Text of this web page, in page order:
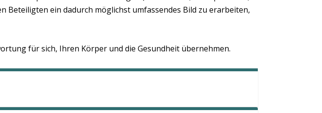
Beteiligten ein dadurch möglichst umfassendes Bild zu erarbeiten,
für sich, Ihren Körper und die Gesundheit übernehmen.